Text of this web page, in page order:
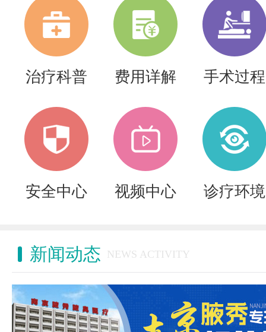
治疗科普 费用详解 手术过程
安全中心 视频中心 诊疗环境
新闻动态 NEWS ACTIVITY